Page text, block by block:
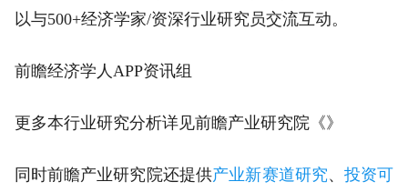
以与500+经济学家/资深行业研究员交流互动。
前瞻经济学人APP资讯组
更多本行业研究分析详见前瞻产业研究院《》
同时前瞻产业研究院还提供产业新赛道研究、投资可